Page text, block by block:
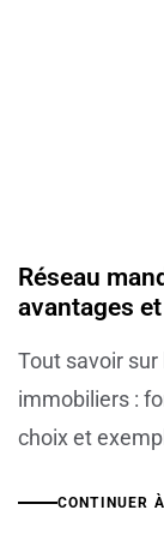
Réseau
avantages
Tout savoir
immobiliers :
choix et
CONTINUER